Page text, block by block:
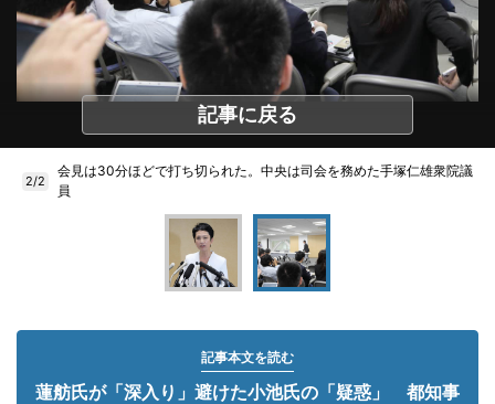
記事に戻る
2/2
会見は30分ほどで打ち切られた。中央は司会を務めた手塚仁雄衆院議
員
記事本文を読む
蓮舫氏が「深入り」避けた小池氏の「疑惑」 都知事